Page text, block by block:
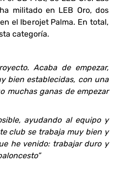
militado en LEB Oro, dos
el Iberojet Palma. En total,
categoría.
Acaba de empezar,
bien establecidas, con una
muchas ganas de empezar
ayudando al equipo y
club se trabaja muy bien y
he venido: trabajar duro y